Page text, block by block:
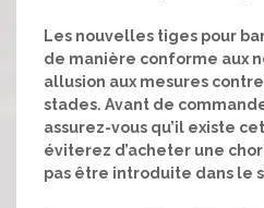
Les nouvelles tiges pour
de manière conforme aux
allusion aux mesures
stades. Avant de
assurez-vous qu’il existe
éviterez d’acheter une
pas être introduite dans le